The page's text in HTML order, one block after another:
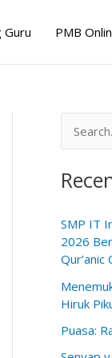
Guru PMB
a
c
h
o
r
:
SMP IT
2026
Qur’anic
Hiruk
Puasa: